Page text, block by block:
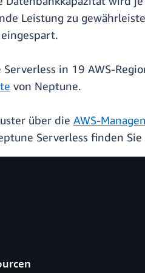
Leistung zu
in 19 AWS-
von Neptune.
über die AWS-
Serverless finden